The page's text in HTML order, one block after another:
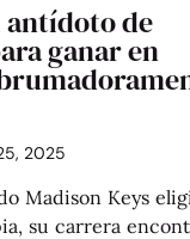
antídoto de
ganar en
2025
Madison Keys
su carrera